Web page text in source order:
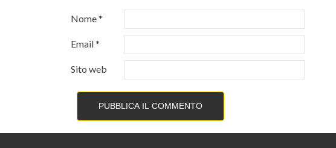
Nome*
Email*
Sito web